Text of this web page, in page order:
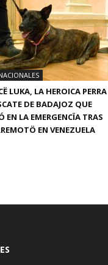
LUKA, LA HEROICA PERRA
DE BADAJOZ QUE
EN LA EMERGENCÏA TRAS
EN VENEZUELA